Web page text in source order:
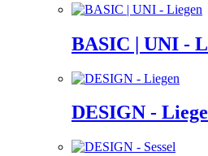
BASIC | UNI -
DESIGN -